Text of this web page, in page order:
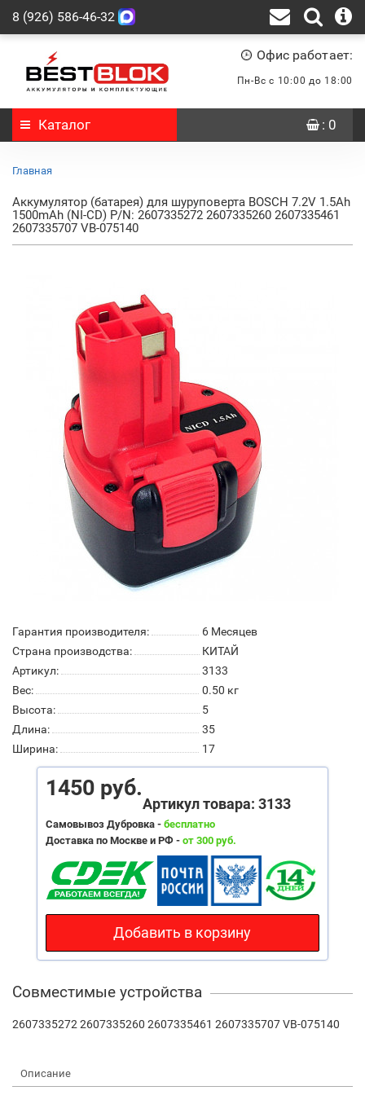
8 (926) 586-46-32
Офис работает:
Пн-Вс с 10:00 до 18:00
Каталог : 0
Главная
Аккумулятор (батарея) для шуруповерта BOSCH 7.2V 1.5Ah
1500mAh (NI-CD) P/N: 2607335272 2607335260 2607335461
2607335707 VB-075140
Гарантия производителя:
6 Месяцев
Страна производства:
КИТАЙ
Артикул:
3133
Вес:
0.50 кг
Высота:
5
Длина:
35
Ширина:
17
1450 руб.
Артикул товара: 3133
Самовывоз Дубровка - бесплатно
Доставка по Москве и РФ - от 300 руб.
Добавить в корзину
Совместимые устройства
2607335272 2607335260 2607335461 2607335707 VB-075140
Описание